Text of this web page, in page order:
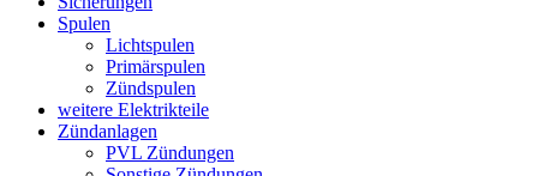
Spulen
Lichtspulen
Primärspulen
Zündspulen
weitere Elektrikteile
Zündanlagen
PVL Zündungen